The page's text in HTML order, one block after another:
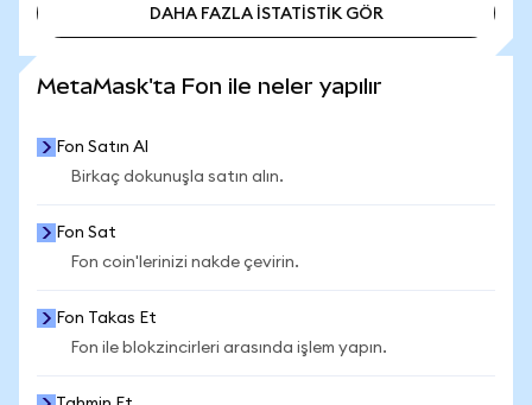
DAHA FAZLA İSTATİSTİK GÖR
MetaMask'ta Fon ile neler yapılır
Fon Satın Al
Birkaç dokunuşla satın alın.
Fon Sat
Fon coin'lerinizi nakde çevirin.
Fon Takas Et
Fon ile blokzincirleri arasında işlem yapın.